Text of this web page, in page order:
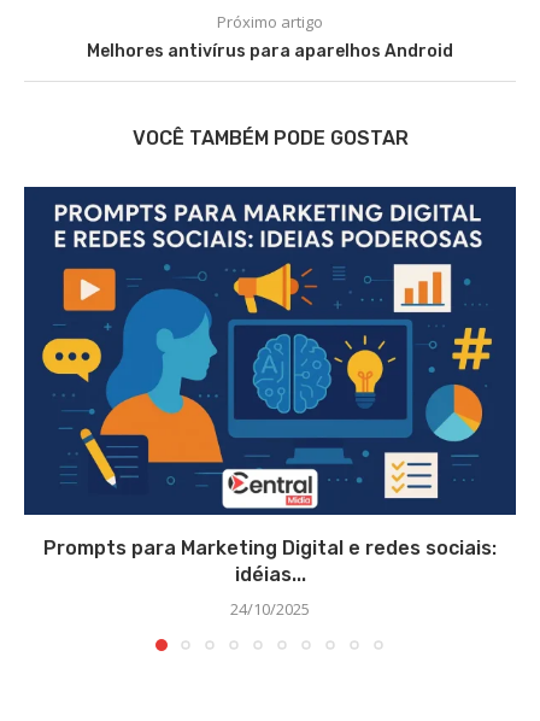
Próximo artigo
Melhores antivírus para aparelhos Android
VOCÊ TAMBÉM PODE GOSTAR
Prompts para Marketing Digital e redes sociais:
idéias...
24/10/2025